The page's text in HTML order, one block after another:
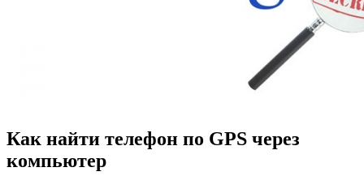
Как найти телефон по GPS через
компьютер